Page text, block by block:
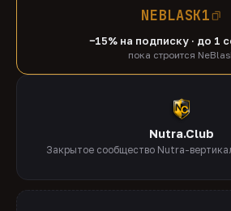
NEBLASK1
−15% на подписку · до 1
пока строится
Nutra.Club
Закрытое сообщество Nutra-